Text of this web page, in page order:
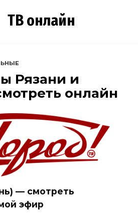
ТВ онлайн
Рязани и
онлайн
— смотреть
эфир